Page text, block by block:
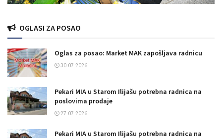
OGLASI ZA POSAO
Oglas za posao: Market MAK zapošljava radnicu
30.07.2026.
Pekari MIA u Starom Ilijašu potrebna radnica na
poslovima prodaje
27.07.2026.
Pekari MIA u Starom Ilijašu potrebna radnica na